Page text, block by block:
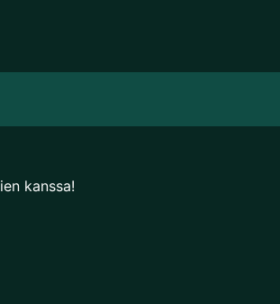
kanssa!